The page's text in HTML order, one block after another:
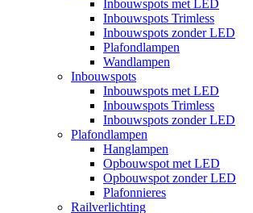
Inbouwspots met LED
Inbouwspots Trimless
Inbouwspots zonder LED
Plafondlampen
Wandlampen
Inbouwspots
Inbouwspots met LED
Inbouwspots Trimless
Inbouwspots zonder LED
Plafondlampen
Hanglampen
Opbouwspot met LED
Opbouwspot zonder LED
Plafonnieres
Railverlichting